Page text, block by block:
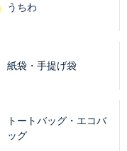
うちわ
紙袋・手提げ袋
トートバッグ・エコバ
ッグ